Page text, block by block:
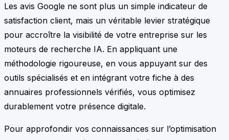
Les avis Google ne sont plus un simple indicateur de
satisfaction client, mais un véritable levier stratégique
pour accroître la visibilité de votre entreprise sur les
moteurs de recherche IA. En appliquant une
méthodologie rigoureuse, en vous appuyant sur des
outils spécialisés et en intégrant votre fiche à des
annuaires professionnels vérifiés, vous optimisez
durablement votre présence digitale.
Pour approfondir vos connaissances sur l’optimisation